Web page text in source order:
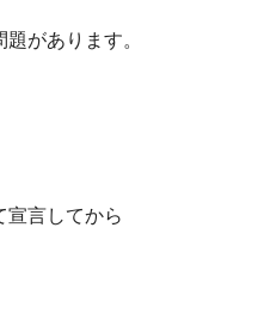
があります。
宣言してから